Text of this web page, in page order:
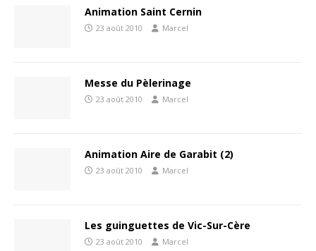
Animation Saint Cernin
23 août 2010 Marcel
Messe du Pèlerinage
23 août 2010 Marcel
Animation Aire de Garabit (2)
23 août 2010 Marcel
Les guinguettes de Vic-Sur-Cère
23 août 2010 Marcel